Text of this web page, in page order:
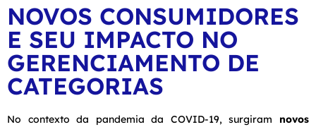
NOVOS CONSUMIDORES
E SEU IMPACTO NO
GERENCIAMENTO DE
CATEGORIAS
No contexto da pandemia da COVID-19, surgiram novos